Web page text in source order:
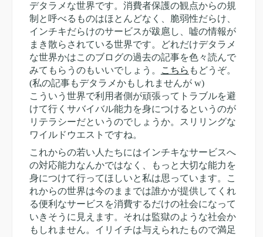
デタラメな世界です。消費者保護の観点からの規
制と呼べるものはほとんどなく、脆弱性だらけ、
インチキだらけのサービスが跋扈し、嘘の情報が
まき散らされている世界です。どれだけデタラメ
な世界かはこのブログの過去の記事を色々読んで
みてもらうのもいいでしょう。
こちら もどうぞ。
(私の記事もデタラメかもしれませんが w)
こういう世界で利用者側が頑張ってトラブルを避
けて行くサバイバル能力を身につけるというのが
リテラシーだというのでしょうか。スリリングな
ワイルドウエストですね。
これからの若い人たちにはインチキなサービスへ
の対応能力なんかではなく、もっと大切な能力を
身につけて行ってほしいと私は思っています。こ
れからの世界は今のままでは誰かが提供してくれ
る便利なサービスを消費するだけの社会になって
いきそうに見えます。それは監獄のような社会か
もしれません。イリイチは与えられたもので満足